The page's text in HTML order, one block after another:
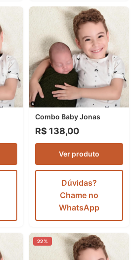
Combo Baby Jonas
R$ 138,00
Ver produto
Dúvidas?
Chame no
WhatsApp
22%